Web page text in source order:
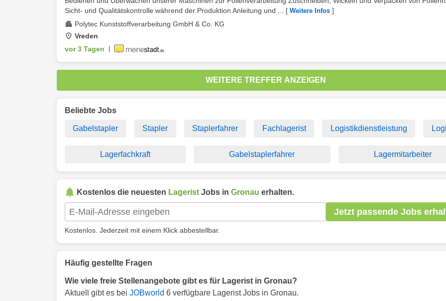
Sicht- und Qualitätskontrolle während der Produktion Anleitung und ...
[ Weitere Infos ]
Polytec Kunststoffverarbeitung GmbH & Co. KG
Vreden
vor 3 Tagen
WEITERE TREFFER ANZEIGEN
Beliebte Jobs
Gabelstapler Stapler Staplerfahrer Fachlagerist Logistikdienstleistung
Lagerfachkraft Gabelstaplerfahrer Lagermitarbeiter
Kostenlos die neuesten Lagerist Jobs in Gronau erhalten.
Jetzt passende Jobs
Kostenlos. Jederzeit mit einem Klick abbestellbar.
Häufig gestellte Fragen
Wie viele freie Stellenangebote gibt es für Lagerist in Gronau?
Aktuell gibt es bei JOBworld 6 verfügbare Lagerist Jobs in Gronau.